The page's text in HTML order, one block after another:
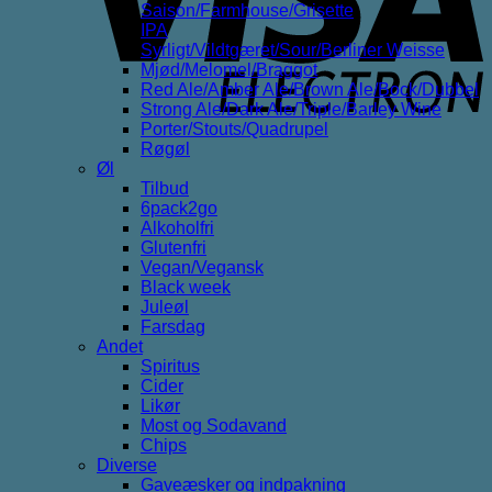
Saison/Farmhouse/Grisette
IPA
Syrligt/Vildtgæret/Sour/Berliner Weisse
Mjød/Melomel/Braggot
Red Ale/Amber Ale/Brown Ale/Bock/Dubbel
Strong Ale/Dark Ale/Triple/Barley Wine
Porter/Stouts/Quadrupel
Røgøl
Øl
Tilbud
6pack2go
Alkoholfri
Glutenfri
Vegan/Vegansk
Black week
Juleøl
Farsdag
Andet
Spiritus
Cider
Likør
Most og Sodavand
Chips
Diverse
Gaveæsker og indpakning